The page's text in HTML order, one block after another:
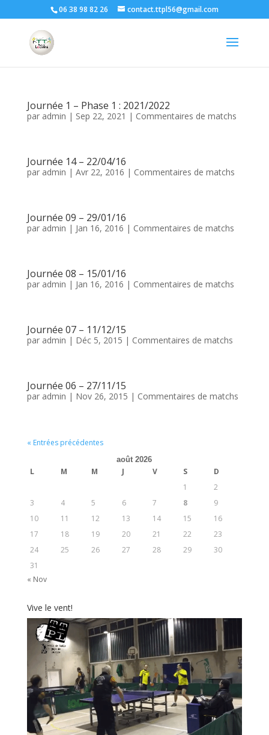
06 38 98 82 26 contact.ttpl56@gmail.com
Journée 1 – Phase 1 : 2021/2022
par admin | Sep 22, 2021 | Commentaires de matchs
Journée 14 – 22/04/16
par admin | Avr 22, 2016 | Commentaires de matchs
Journée 09 – 29/01/16
par admin | Jan 16, 2016 | Commentaires de matchs
Journée 08 – 15/01/16
par admin | Jan 16, 2016 | Commentaires de matchs
Journée 07 – 11/12/15
par admin | Déc 5, 2015 | Commentaires de matchs
Journée 06 – 27/11/15
par admin | Nov 26, 2015 | Commentaires de matchs
« Entrées précédentes
août 2026
L M M J V S
D
1
2
3
4 5 6 7 8
9
10
11 12 13 14 15
16
17
18 19 20 21 22
23
24
25 26 27 28 29
30
31
« Nov
Vive le vent!